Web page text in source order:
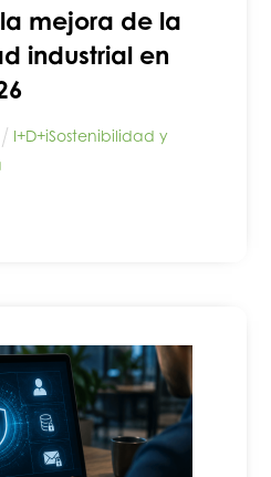
mejora de la
industrial en
I+D+iSostenibilidad y